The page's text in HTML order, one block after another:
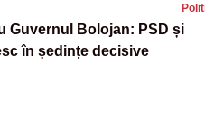
Guvernul Bolojan: PSD și
în ședințe decisive